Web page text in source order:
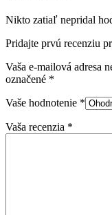
Nikto zatiaľ nepridal
Pridajte prvú recenziu
Vaša e-mailová adresa
označené *
Vaše hodnotenie *
Vaša recenzia *